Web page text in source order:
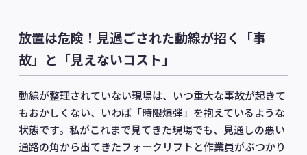
放置は危険！見過ごされた動線が招く「事
故」と「見えないコスト」
動線が整理されていない現場は、いつ重大な事故が起きて
もおかしくない、いわば「時限爆弾」を抱えているような
状態です。私がこれまで見てきた現場でも、見通しの悪い
通路の角から出てきたフォークリフトと作業員がぶつかり